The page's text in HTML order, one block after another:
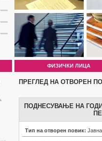
ФИЗИЧКИ ЛИЦА
ПРЕГЛЕД НА ОТВОРЕН
ПОДНЕСУВАЊЕ НА
Тип на отворен повик: